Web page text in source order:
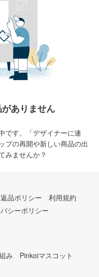
ありません
です。「デザイナーに連
プの再開や新しい商品の出
みませんか？
返品ポリシー
利用規約
シーポリシー
み
Pinkoiマスコット